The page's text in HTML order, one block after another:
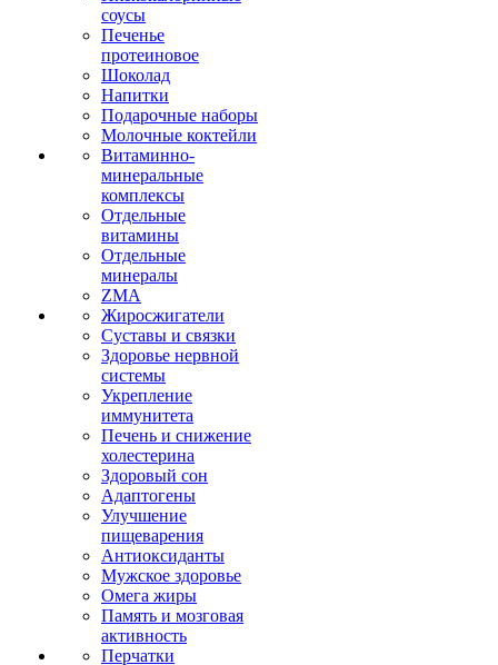
соусы
Печенье
протеиновое
Шоколад
Напитки
Подарочные наборы
Молочные коктейли
Витаминно-
минеральные
комплексы
Отдельные
витамины
Отдельные
минералы
ZMA
Жиросжигатели
Суставы и связки
Здоровье нервной
системы
Укрепление
иммунитета
Печень и снижение
холестерина
Здоровый сон
Адаптогены
Улучшение
пищеварения
Антиоксиданты
Мужское здоровье
Омега жиры
Память и мозговая
активность
Перчатки